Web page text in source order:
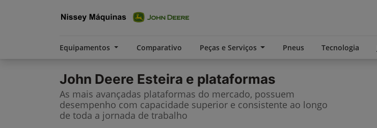
Equipamentos Comparativo Peças e Serviços Pneus Tecnologia
John Deere Esteira e plataformas
As mais avançadas plataformas do mercado, possuem
desempenho com capacidade superior e consistente ao longo
de toda a jornada de trabalho